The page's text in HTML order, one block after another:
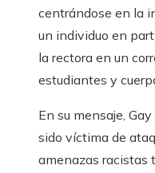
centrándose en la
un individuo en
la rectora en un
estudiantes y
En su mensaje,
sido víctima de
amenazas racistas